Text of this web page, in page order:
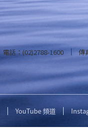
電話：(02)2788-1600 傳
YouTube 頻道